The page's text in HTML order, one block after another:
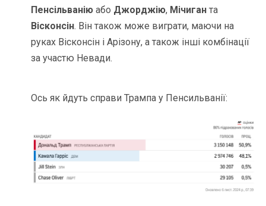
Пенсільванію або Джорджію, Мічиганта
Вісконсін. Він також може виграти, маючи на
руках Вісконсін і Арізону, а також інші комбінації
за участю Невади.
Ось як йдуть справи Трампа у Пенсильванії: